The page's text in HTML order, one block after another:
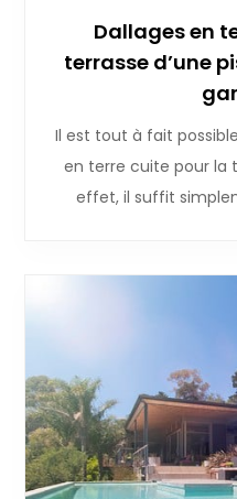
Dallages en
terrasse d’une
Il est tout à fait
en terre cuite pour la
effet, il suffit